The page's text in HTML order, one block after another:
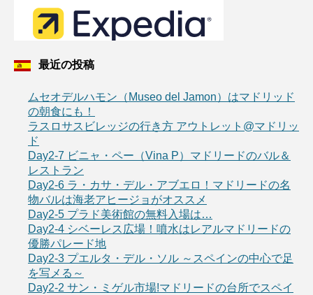
最近の投稿
ムセオデルハモン（Museo del Jamon）はマドリッド
の朝食にも！
ラスロサスビレッジの行き方 アウトレット@マドリッ
ド
Day2-7 ビニャ・ペー（Vina P）マドリードのバル＆
レストラン
Day2-6 ラ・カサ・デル・アブエロ！マドリードの名
物バルは海老アヒージョがオススメ
Day2-5 プラド美術館の無料入場は…
Day2-4 シベーレス広場！噴水はレアルマドリードの
優勝パレード地
Day2-3 プエルタ・デル・ソル ～スペインの中心で足
を写メる～
Day2-2 サン・ミゲル市場!マドリードの台所でスペイ